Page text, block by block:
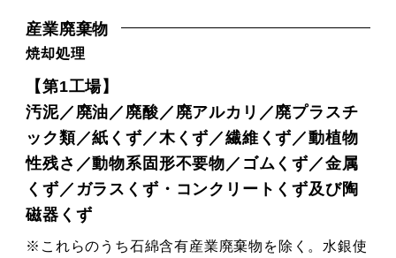
産業廃棄物
焼却処理
【第1工場】
汚泥／廃油／廃酸／廃アルカリ／廃プラスチ
ック類／紙くず／木くず／繊維くず／動植物
性残さ／動物系固形不要物／ゴムくず／金属
くず／ガラスくず・コンクリートくず及び陶
磁器くず
※これらのうち石綿含有産業廃棄物を除く。水銀使